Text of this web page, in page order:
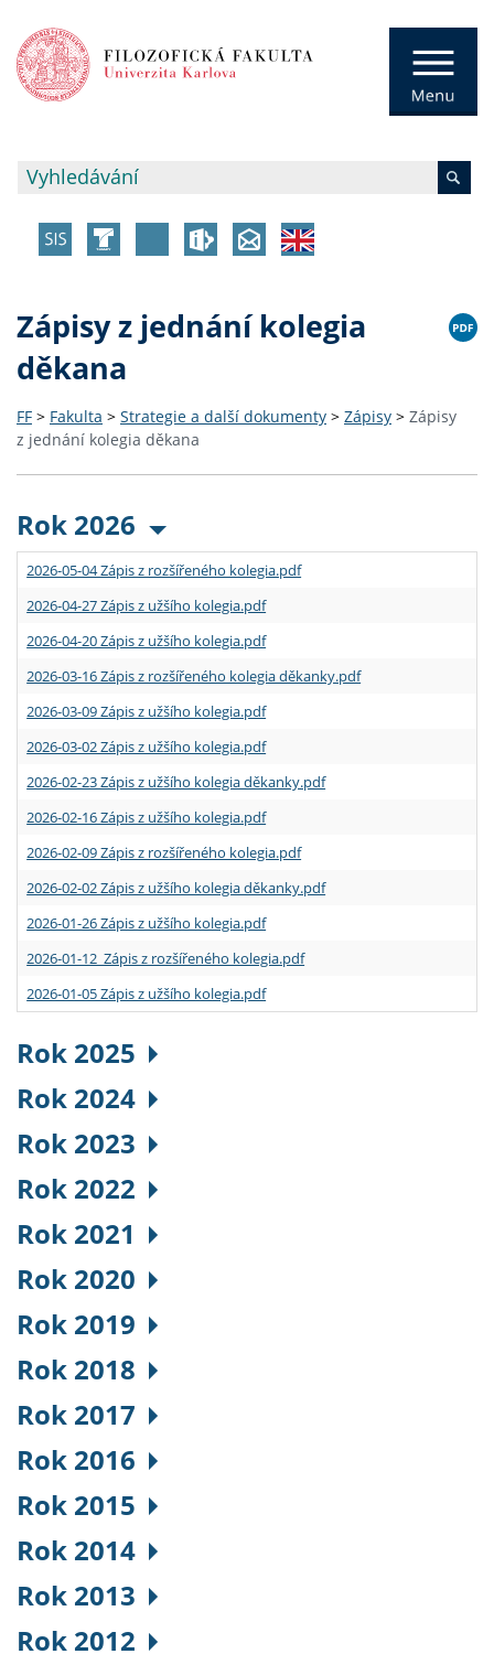
Zápisy z jednání kolegia
děkana
FF > Fakulta > Strategie a další dokumenty > Zápisy > Zápisy
z jednání kolegia děkana
Rok 2026
2026-05-04 Zápis z rozšířeného kolegia.pdf
2026-04-27 Zápis z užšího kolegia.pdf
2026-04-20 Zápis z užšího kolegia.pdf
2026-03-16 Zápis z rozšířeného kolegia děkanky.pdf
2026-03-09 Zápis z užšího kolegia.pdf
2026-03-02 Zápis z užšího kolegia.pdf
2026-02-23 Zápis z užšího kolegia děkanky.pdf
2026-02-16 Zápis z užšího kolegia.pdf
2026-02-09 Zápis z rozšířeného kolegia.pdf
2026-02-02 Zápis z užšího kolegia děkanky.pdf
2026-01-26 Zápis z užšího kolegia.pdf
2026-01-12 Zápis z rozšířeného kolegia.pdf
2026-01-05 Zápis z užšího kolegia.pdf
Rok 2025
Rok 2024
Rok 2023
Rok 2022
Rok 2021
Rok 2020
Rok 2019
Rok 2018
Rok 2017
Rok 2016
Rok 2015
Rok 2014
Rok 2013
Rok 2012